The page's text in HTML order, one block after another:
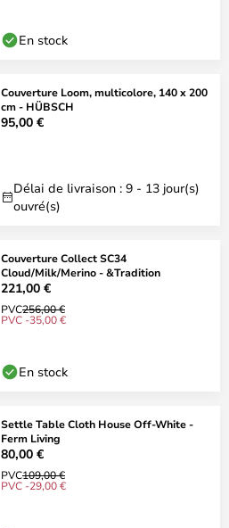
En stock
Couverture Loom, multicolore, 140 x 200
cm - HÜBSCH
95,00 €
Délai de livraison : 9 - 13 jour(s)
ouvré(s)
Couverture Collect SC34
Cloud/Milk/Merino - &Tradition
221,00 €
PVC256,00 €
PVC -35,00 €
En stock
Settle Table Cloth House Off-White -
Ferm Living
80,00 €
PVC109,00 €
PVC -29,00 €